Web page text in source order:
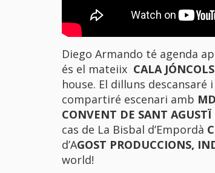
Diego Armando té agenda
és el mateiix CALA JÓNCOLS
house. El dilluns
compartiré escenari amb
CONVENT DE SANT AGUSTÏ
cas de La Bisbal d’Empordà
d’AGOST PRODUCCIONS,
world!